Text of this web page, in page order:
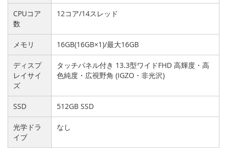
CPUコア
数
12コア/14スレッド
メモリ 16GB(16GB×1)/最大16GB
ディスプ
レイサイ
ズ
タッチパネル付き 13.3型ワイドFHD 高輝度・高
色純度・広視野角 (IGZO・非光沢)
SSD 512GB SSD
光学ドラ
イブ
なし